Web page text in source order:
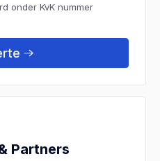
onder KvK nummer
Partners